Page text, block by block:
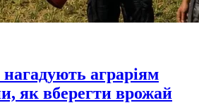
аграріям
як вберегти врожай